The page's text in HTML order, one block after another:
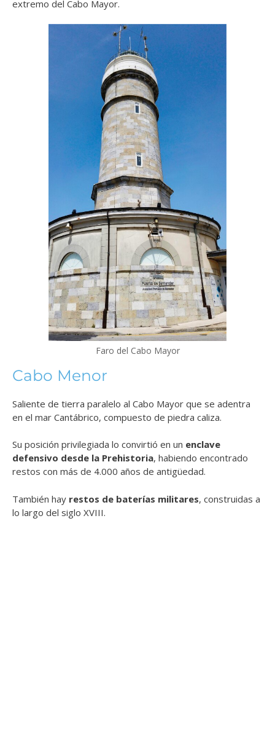
extremo del Cabo Mayor.
Faro del Cabo Mayor
Cabo Menor
Saliente de tierra paralelo al Cabo Mayor que se adentra
en el mar Cantábrico, compuesto de piedra caliza.
Su posición privilegiada lo convirtió en un enclave
defensivo desde la Prehistoria, habiendo encontrado
restos con más de 4.000 años de antigüedad.
También hay restos de baterías militares, construidas a
lo largo del siglo XVIII.